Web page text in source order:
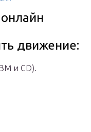
движение:
и CD).